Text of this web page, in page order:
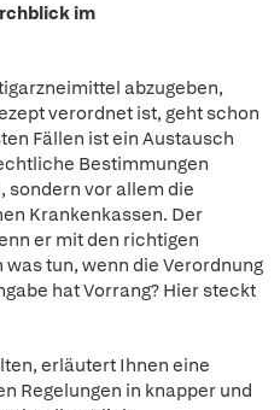
im
abzugeben,
verordnet ist, geht schon
Fällen ist ein Austausch
Bestimmungen
sondern vor allem die
Krankenkassen. Der
er mit den richtigen
tun, wenn die Verordnung
hat Vorrang? Hier steckt
erläutert Ihnen eine
Regelungen in knapper und